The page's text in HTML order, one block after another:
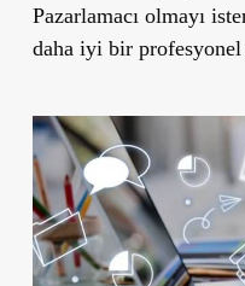
Pazarlamacı olmayı
daha iyi bir profesyonel